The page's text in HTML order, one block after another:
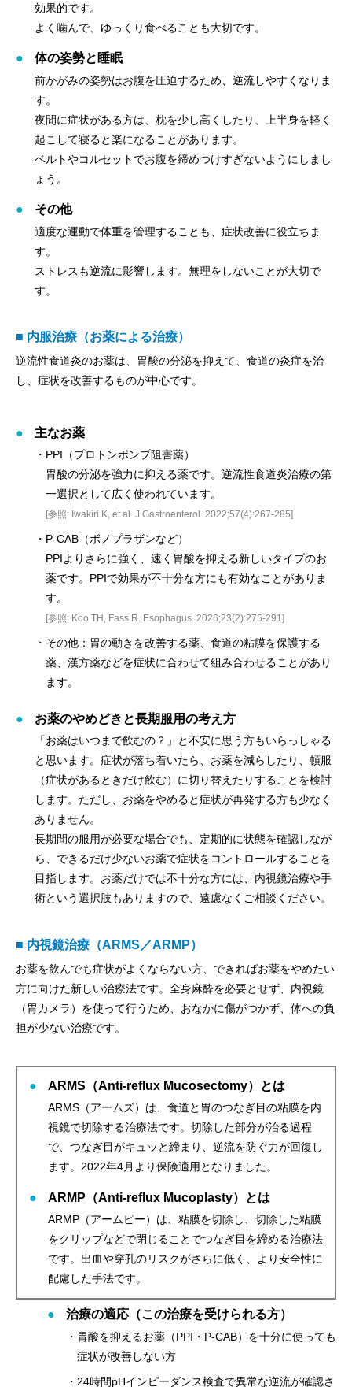
効果的です。
よく噛んで、ゆっくり食べることも大切です。
体の姿勢と睡眠
前かがみの姿勢はお腹を圧迫するため、逆流しやすくなりま
す。
夜間に症状がある方は、枕を少し高くしたり、上半身を軽く
起こして寝ると楽になることがあります。
ベルトやコルセットでお腹を締めつけすぎないようにしまし
ょう。
その他
適度な運動で体重を管理することも、症状改善に役立ちま
す。
ストレスも逆流に影響します。無理をしないことが大切で
す。
■ 内服治療（お薬による治療）
逆流性食道炎のお薬は、胃酸の分泌を抑えて、食道の炎症を治
し、症状を改善するものが中心です。
主なお薬
・PPI（プロトンポンプ阻害薬）
胃酸の分泌を強力に抑える薬です。逆流性食道炎治療の第
一選択として広く使われています。
[参照: Iwakiri K, et al. J Gastroenterol. 2022;57(4):267-285]
・P-CAB（ボノプラザンなど）
PPIよりさらに強く、速く胃酸を抑える新しいタイプのお
薬です。PPIで効果が不十分な方にも有効なことがありま
す。
[参照: Koo TH, Fass R. Esophagus. 2026;23(2):275-291]
・その他：胃の動きを改善する薬、食道の粘膜を保護する
薬、漢方薬などを症状に合わせて組み合わせることがあり
ます。
お薬のやめどきと長期服用の考え方
「お薬はいつまで飲むの？」と不安に思う方もいらっしゃる
と思います。症状が落ち着いたら、お薬を減らしたり、頓服
（症状があるときだけ飲む）に切り替えたりすることを検討
します。ただし、お薬をやめると症状が再発する方も少なく
ありません。
長期間の服用が必要な場合でも、定期的に状態を確認しなが
ら、できるだけ少ないお薬で症状をコントロールすることを
目指します。お薬だけでは不十分な方には、内視鏡治療や手
術という選択肢もありますので、遠慮なくご相談ください。
■ 内視鏡治療（ARMS／ARMP）
お薬を飲んでも症状がよくならない方、できればお薬をやめたい
方に向けた新しい治療法です。全身麻酔を必要とせず、内視鏡
（胃カメラ）を使って行うため、おなかに傷がつかず、体への負
担が少ない治療です。
ARMS（Anti-reflux Mucosectomy）とは
ARMS（アームズ）は、食道と胃のつなぎ目の粘膜を内
視鏡で切除する治療法です。切除した部分が治る過程
で、つなぎ目がキュッと締まり、逆流を防ぐ力が回復し
ます。2022年4月より保険適用となりました。
ARMP（Anti-reflux Mucoplasty）とは
ARMP（アームピー）は、粘膜を切除し、切除した粘膜
をクリップなどで閉じることでつなぎ目を締める治療法
です。出血や穿孔のリスクがさらに低く、より安全性に
配慮した手法です。
治療の適応（この治療を受けられる方）
・胃酸を抑えるお薬（PPI・P-CAB）を十分に使っても
症状が改善しない方
・24時間pHインピーダンス検査で異常な逆流が確認さ